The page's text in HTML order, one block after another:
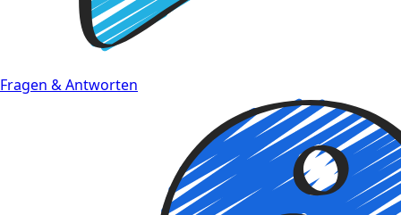
Fragen & Antworten